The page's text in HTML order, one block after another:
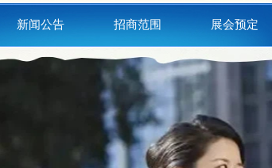
新闻公告 招商范围 展会预定